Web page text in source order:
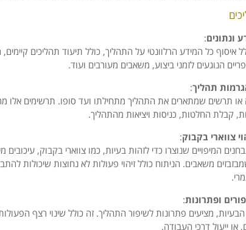
ונתונים:
איסוף כל המידע הרלוונטי על התהליך, כולל תיעוד תהליכים קיימים,
הנוגעים לזמני ביצוע, משאבים מעורבים ועוד.
תהליך:
או תרשים שמתארים את התהליך מתחילתו ועד סופו. תרשימים אלו
קבלת החלטות, כניסות ויציאות מהתהליך.
צווארי בקבוק:
המיפויים שנוצרו כדי לזהות בעיות, כמו צווארי בקבוק, עיכובים
משאבים. הניתוח כולל זיהוי פעולות לא נחוצות שיכולות
ופתרונות:
הבעיות, מציעים פתרונות לשיפור התהליך. זה כולל שינוי רצף
או ייעול דרכי העבודה.